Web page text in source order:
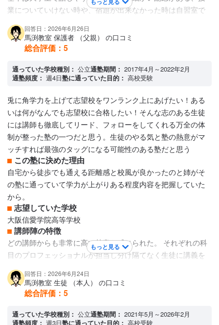
業についていけない時や、宿題が出来なかった時は自習室で
勉強以外の悩みなど多岐にわたりサポートいていただきまし
何回かクラス分けがあり、子どもの学力に合わせたり、宿題
量に合わせたりしてクラスを選び、我が子は、やりたかった
るくらいのクラスを選び希望を叶えました。
保護者への連絡手段
LINE連絡
アクセス・周りの環境
大通り沿いで明るく人通りが多い
回答日：2026年6月26日
馬渕教室 保護者 （父親） の口コミ
総合評価： 5
通っていた学校種別： 公立通塾期間： 2017年4月～2022年2月
通塾頻度： 週4日塾に通っていた目的： 高校受験
兎に角学力を上げて志望校をワンランク上にあげたい！ある
いは何がなんでも志望校に合格したい！そんな志のある生徒
には講師も徹底してリード、フォローをしてくれる万全の体
制が整った塾の一つだと思う。生徒のやる気と塾の熱意がマ
ッチすれば最強のタッグになる可能性のある塾だと思う
この塾に決めた理由
自宅から徒歩でも通える距離感と校風が良かったのと姉がそ
の塾に通っていて学力が上がりある程度内容を把握していた
から。
志望していた学校
大阪信愛学院高等学校
講師陣の特徴
どの講師からも非常に高い熱意を感じられた。 それぞれの科
目のプロフェッショナルが担当し分け隔てなく生徒に講義を
が多かったように思えたのは個別面談で学力以外の話になっ
た時に気づいた。
学力テストにて生徒の学力レベルでクラス分けをして生徒の
もっと見る
回答日：2026年6月24日
馬渕教室 生徒 （本人） の口コミ
総合評価： 5
通っていた学校種別： 公立通塾期間： 2021年5月～2026年2月
通塾頻度： 週3日塾に通っていた目的： 高校受験